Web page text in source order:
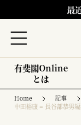
最
有斐閣Online
とは
Home
記事
中田裕康 = 長谷部恭男